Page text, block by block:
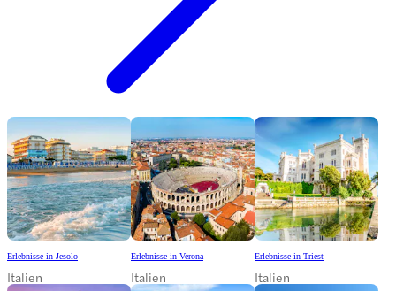
Erlebnisse in Jesolo
Italien
Erlebnisse in Verona
Italien
Erlebnisse in Triest
Italien